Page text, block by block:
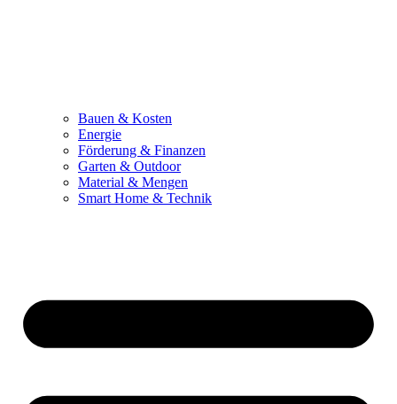
Bauen & Kosten
Energie
Förderung & Finanzen
Garten & Outdoor
Material & Mengen
Smart Home & Technik